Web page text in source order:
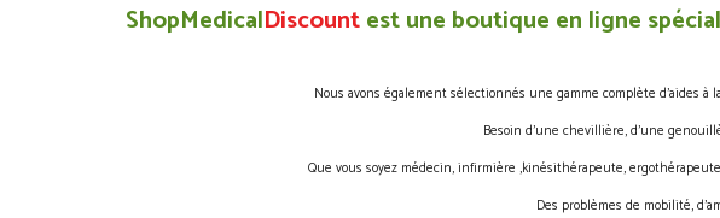
ShopMedicalDiscountest une boutique en ligne
Nous avons également sélectionnés une gamme complète d’aides
Besoin d’une chevillière, d’une
Que vous soyez médecin, infirmière ,kinésithérapeute,
Des problèmes de mobilité,